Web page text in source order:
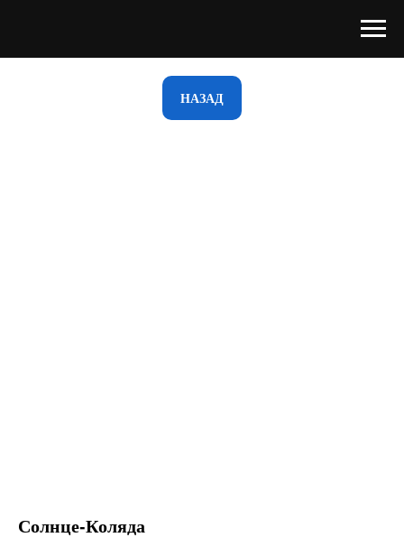
НАЗАД
Солнце-Коляда